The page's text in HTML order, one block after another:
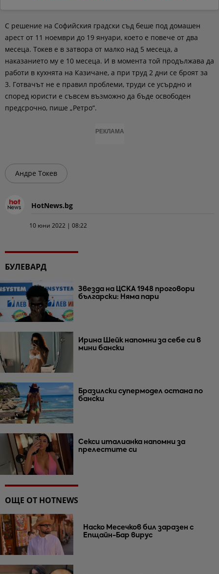
С решение на Софийския градски съд беше под домашен
арест от 11 ноември до 19 януари, което е повече от два
месеца. Токев е в затвора от малко над 5 месеца, а
наказанието му е 10 месеца. И в момента той продължава да
работи в кухнята на Казичане, а при труд 2 дни се броят за
3. Готвачът не е правил проблеми, труди се усърдно и
според юристи е съвсем възможно да бъде освободен
предсрочно, пише „Ретро“.
РЕКЛАМА
Андре Токев
HotNews.bg
10 юни 2022 | 08:22
БУЛЕВАРД
Звезда на ЦСКА 1948 проговори
български: Няма пари
Ирина Шейк напомни за себе си в
мини бански
Бразилски супермодел остана по
бански
Секси италианка напомни за
прелестите си
ОЩЕ ОТ HOTNEWS
Наско Месечков бил заразен с
Епщайн-Бар вирус